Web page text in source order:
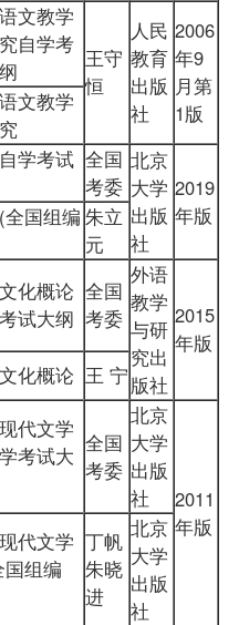
文教学
自学考
王守
恒
人民
教育
出版
社
2006
年9
月第
1版
文教学
学考试 全国
考委
北京
大学
出版
社
2019
年版
全国组编 朱立
元
化概论
试大纲
全国
考委
外语
教学
与研
究出
版社
2015
年版
化概论 王 宁
代文学
考试大 全国
考委
北京
大学
出版
社
2011
年版
代文学
国组编
丁帆
朱晓
进
北京
大学
出版
社